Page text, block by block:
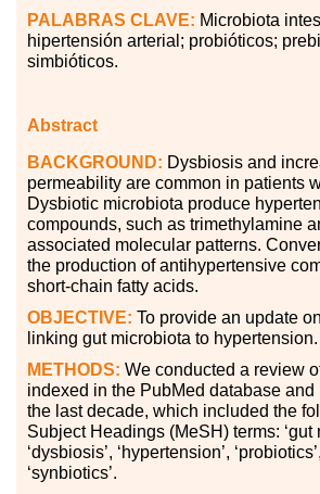
PALABRAS CLAVE: Microbiota
hipertensión arterial; probióticos;
simbióticos.
Abstract
BACKGROUND: Dysbiosis and
permeability are common in patients
Dysbiotic microbiota produce
compounds, such as trimethylamine
associated molecular patterns.
the production of antihypertensive
short-chain fatty acids.
OBJECTIVE: To provide an update
linking gut microbiota to hypertension.
METHODS: We conducted a review
indexed in the PubMed database
the last decade, which included the
Subject Headings (MeSH) terms: ‘gut
‘dysbiosis’, ‘hypertension’,
‘synbiotics’.